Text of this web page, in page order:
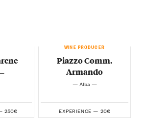
250€
WINE PRODUCER
Piazzo Comm.
Armando
— Alba —
EXPERIENCE — 20€